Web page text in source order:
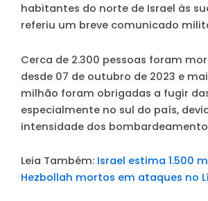
habitantes do norte de Israel às
referiu um breve comunicado
Cerca de 2.300 pessoas foram
desde 07 de outubro de 2023 e
milhão foram obrigadas a fugir
especialmente no sul do país,
intensidade dos
Leia Também: Israel estima 1.500
Hezbollah mortos em ataques no